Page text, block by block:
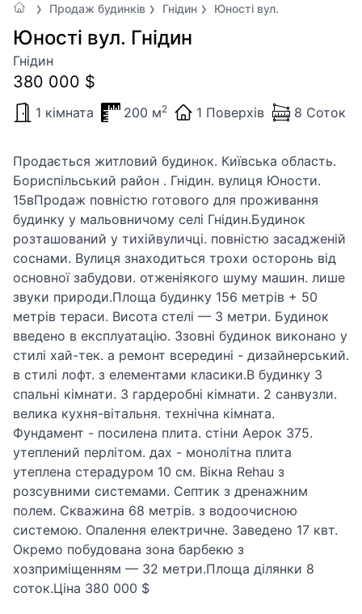
Продаж будинків Гнідин Юності вул.
Юності вул. Гнідин
Гнідин
380 000 $
1 кімната 200 м2 1 Поверхів 8 Соток
Продається житловий будинок. Київська область.
Бориспільський район . Гнідин. вулиця Юности.
15вПродаж повністю готового для проживання
будинку у мальовничому селі Гнідин.Будинок
розташований у тихійвуличці. повністю засадженій
соснами. Вулиця знаходиться трохи осторонь від
основної забудови. отженіякого шуму машин. лише
звуки природи.Площа будинку 156 метрів + 50
метрів тераси. Висота стелі — 3 метри. Будинок
введено в експлуатацію. Ззовні будинок виконано у
стилі хай-тек. а ремонт всередині - дизайнерський.
в стилі лофт. з елементами класики.В будинку 3
спальні кімнати. 3 гардеробні кімнати. 2 санвузли.
велика кухня-вітальня. технічна кімната.
Фундамент - посилена плита. стіни Аерок 375.
утеплений перлітом. дах - монолітна плита
утеплена стерадуром 10 см. Вікна Rehau з
розсувними системами. Септик з дренажним
полем. Скважина 68 метрів. з водоочисною
системою. Опалення електричне. Заведено 17 квт.
Окремо побудована зона барбекю з
хозприміщенням — 32 метри.Площа ділянки 8
соток.Ціна 380 000 $